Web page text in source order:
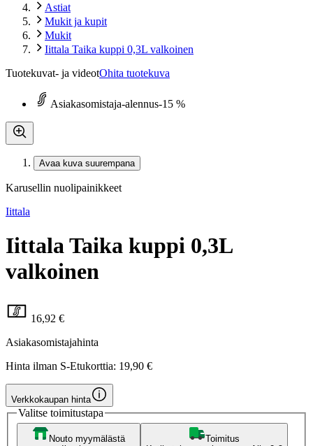
Astiat
Mukit ja kupit
Mukit
Iittala Taika kuppi 0,3L valkoinen
Tuotekuvat- ja videotOhita tuotekuva
Asiakasomistaja-alennus-15 %
Avaa kuva suurempana
Karusellin nuolipainikkeet
Iittala
Iittala Taika kuppi 0,3L
valkoinen
16,92 €
Asiakasomistajahinta
Hinta ilman S-Etukorttia: 19,90 €
Verkkokaupan hinta
Valitse toimitustapa
Nouto myymälästä
Toimitus